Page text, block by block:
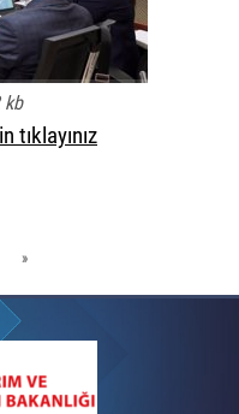
kb
tıklayınız
»